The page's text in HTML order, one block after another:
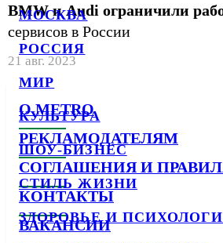
МОСКВА
РОССИЯ
МИР
КУЛЬТУРА
ШОУ-БИЗНЕС
СТИЛЬ ЖИЗНИ
ЗДОРОВЬЕ И
BMW и Audi ограничили
сервисов в России
21 авг. 2023
О METRO
РЕКЛАМОДАТЕЛЯМ
СОГЛАШЕНИЯ И
КОНТАКТЫ
ВАКАНСИИ